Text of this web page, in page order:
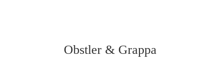
Obstler & Grappa